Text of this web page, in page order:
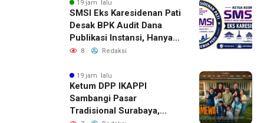
19 jam lalu
SMSI Eks Karesidenan Pati
Desak BPK Audit Dana
Publikasi Instansi, Hanya
untuk Perusahaan Pers
8 Redaksi
19 jam lalu
Ketum DPP IKAPPI
Sambangi Pasar
Tradisional Surabaya,